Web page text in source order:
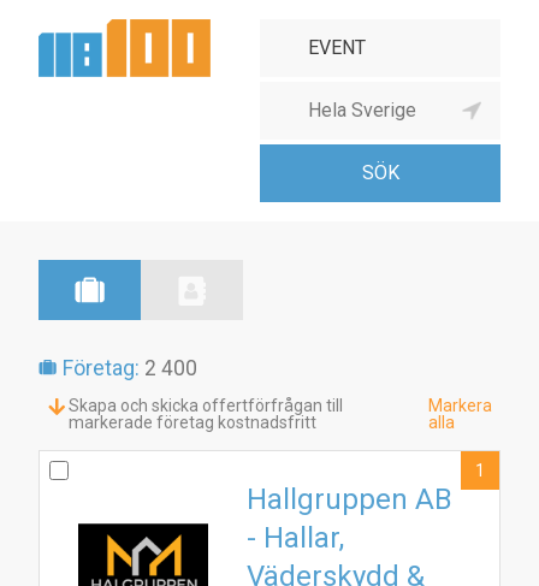
Företag: 2 400
Skapa och skicka offertförfrågan till
markerade företag kostnadsfritt
Markera
alla
Hallgruppen AB
- Hallar,
Väderskydd &
1